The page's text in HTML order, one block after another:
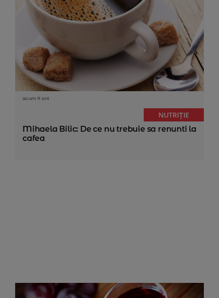
acum 11 ani
NUTRIȚIE
Mihaela Bilic: De ce nu trebuie sa renunti la
cafea